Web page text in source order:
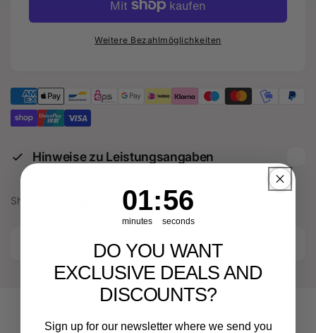
480PS
mit
RS3
8Y
Facelift
-
480PS
Audi
RS3
8Y
Weitere Bezahlmöglichkeiten
Hinweise zu Leistungsangaben
Share
Countdown ends in:
1
01
minutes
: 55
55
seconds
DO YOU WANT
EXCLUSIVE DEALS AND
DISCOUNTS?
Sign up for our newsletter where we send you